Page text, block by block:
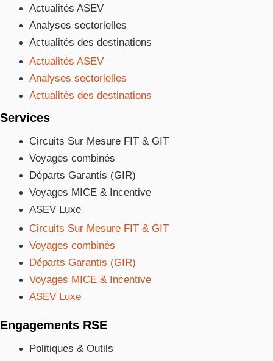
Actualités ASEV
Analyses sectorielles
Actualités des destinations
Actualités ASEV
Analyses sectorielles
Actualités des destinations
Services
Circuits Sur Mesure FIT & GIT
Voyages combinés
Départs Garantis (GIR)
Voyages MICE & Incentive
ASEV Luxe
Circuits Sur Mesure FIT & GIT
Voyages combinés
Départs Garantis (GIR)
Voyages MICE & Incentive
ASEV Luxe
Engagements RSE
Politiques & Outils